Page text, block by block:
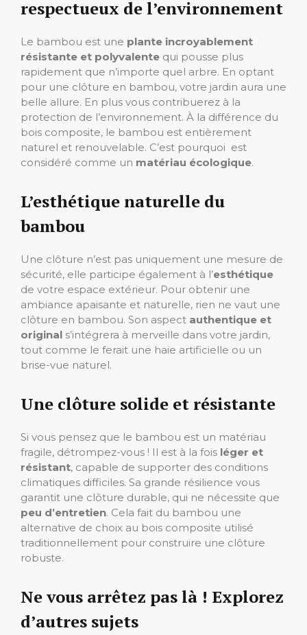
respectueux de l’environnement
Le bambou est une plante incroyablement
résistante et polyvalente qui pousse plus
rapidement que n’importe quel arbre. En optant
pour une clôture en bambou, votre jardin aura une
belle allure. En plus vous contribuerez à la
protection de l’environnement. À la différence du
bois composite, le bambou est entièrement
naturel et renouvelable. C’est pourquoi est
considéré comme un matériau écologique.
L’esthétique naturelle du
bambou
Une clôture n’est pas uniquement une mesure de
sécurité, elle participe également à l’esthétique
de votre espace extérieur. Pour obtenir une
ambiance apaisante et naturelle, rien ne vaut une
clôture en bambou. Son aspect authentique et
original s’intégrera à merveille dans votre jardin,
tout comme le ferait une haie artificielle ou un
brise-vue naturel.
Une clôture solide et résistante
Si vous pensez que le bambou est un matériau
fragile, détrompez-vous ! Il est à la fois léger et
résistant, capable de supporter des conditions
climatiques difficiles. Sa grande résilience vous
garantit une clôture durable, qui ne nécessite que
peu d’entretien. Cela fait du bambou une
alternative de choix au bois composite utilisé
traditionnellement pour construire une clôture
robuste.
Ne vous arrêtez pas là ! Explorez
d’autres sujets